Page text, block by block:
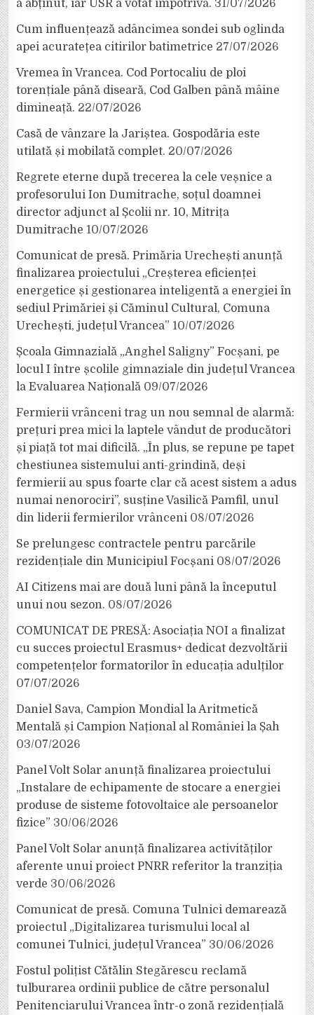
a abținut, iar USR a votat împotrivă. 31/07/2026
Cum influențează adâncimea sondei sub oglinda
apei acuratețea citirilor batimetrice 27/07/2026
Vremea în Vrancea. Cod Portocaliu de ploi
torențiale până diseară, Cod Galben până mâine
dimineață. 22/07/2026
Casă de vânzare la Jariștea. Gospodăria este
utilată și mobilată complet. 20/07/2026
Regrete eterne după trecerea la cele veșnice a
profesorului Ion Dumitrache, soțul doamnei
director adjunct al Școlii nr. 10, Mitrița
Dumitrache 10/07/2026
Comunicat de presă. Primăria Urechești anunță
finalizarea proiectului „Creșterea eficienței
energetice și gestionarea inteligentă a energiei în
sediul Primăriei și Căminul Cultural, Comuna
Urechești, județul Vrancea” 10/07/2026
Școala Gimnazială „Anghel Saligny” Focșani, pe
locul I între școlile gimnaziale din județul Vrancea
la Evaluarea Națională 09/07/2026
Fermierii vrânceni trag un nou semnal de alarmă:
prețuri prea mici la laptele vândut de producători
și piață tot mai dificilă. „În plus, se repune pe tapet
chestiunea sistemului anti-grindină, deși
fermierii au spus foarte clar că acest sistem a adus
numai nenorociri”, susține Vasilică Pamfil, unul
din liderii fermierilor vrânceni 08/07/2026
Se prelungesc contractele pentru parcările
rezidențiale din Municipiul Focșani 08/07/2026
AI Citizens mai are două luni până la începutul
unui nou sezon. 08/07/2026
COMUNICAT DE PRESĂ: Asociația NOI a finalizat
cu succes proiectul Erasmus+ dedicat dezvoltării
competențelor formatorilor în educația adulților
07/07/2026
Daniel Sava, Campion Mondial la Aritmetică
Mentală și Campion Național al României la Șah
03/07/2026
Panel Volt Solar anunță finalizarea proiectului
„Instalare de echipamente de stocare a energiei
produse de sisteme fotovoltaice ale persoanelor
fizice” 30/06/2026
Panel Volt Solar anunță finalizarea activităților
aferente unui proiect PNRR referitor la tranziția
verde 30/06/2026
Comunicat de presă. Comuna Tulnici demarează
proiectul „Digitalizarea turismului local al
comunei Tulnici, județul Vrancea” 30/06/2026
Fostul polițist Cătălin Stegărescu reclamă
tulburarea ordinii publice de către personalul
Penitenciarului Vrancea într-o zonă rezidențială